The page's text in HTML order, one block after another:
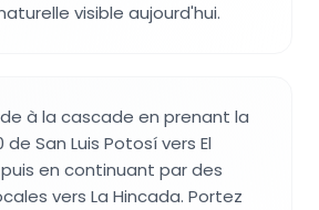
visible aujourd'hui.
à la cascade en prenant la
de San Luis Potosí vers El
en continuant par des
vers La Hincada. Portez